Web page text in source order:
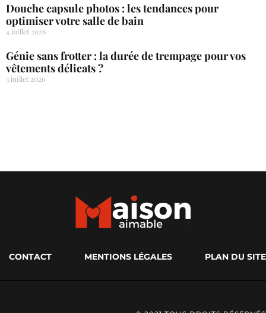
Douche capsule photos : les tendances pour
optimiser votre salle de bain
4 juillet 2026
Génie sans frotter : la durée de trempage pour vos
vêtements délicats ?
3 juillet 2026
CONTACT MENTIONS LÉGALES PLAN DU SITE